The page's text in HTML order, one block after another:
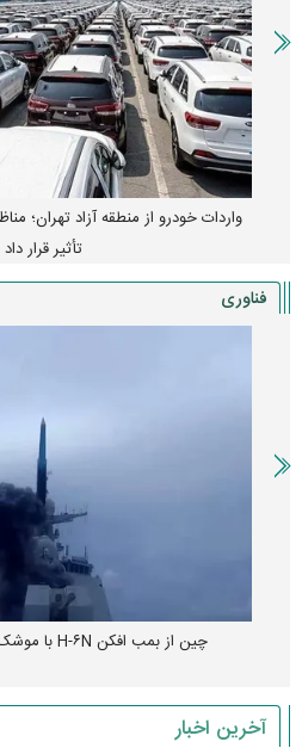
واردات خودرو از منطقه آزاد تهران؛
تأثیر قرار داد
فناوری
چین از بمب افکن H-۶N با موشک هسته‌ای رونمایی کرد
آخرین اخبار